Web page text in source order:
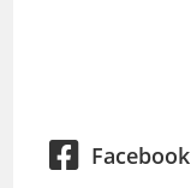
Facebook